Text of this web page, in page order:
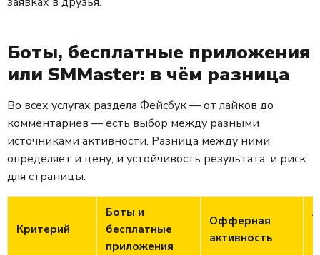
Боты, бесплатные приложения
или SMMaster: в чём разница
Во всех услугах раздела Фейсбук — от лайков до
комментариев — есть выбор между разными
источниками активности. Разница между ними
определяет и цену, и устойчивость результата, и риск
для страницы.
Критерий
Боты и
бесплатные
приложения
Офферная
активность